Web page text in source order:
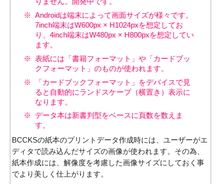
Androidは端末によって画面サイズが様々です。
7inch端末はW600px × H1024pxを想定してお
り、4inch端末はW480px × H800pxを想定してい
ます。
表紙には「書籍フォーマット」や「カードブッ
クフォーマット」のものが使われます。
「カードブックフォーマット」をデバイスで見
ると自動的にランドスケープ（横置き）表示に
なります。
データ本は新書判型をベースに頁数を数えま
す。
BCCKSの紙本のプリントデータ作成時には、ユーザーがエ
ディタで読み込んだサイズの画像が使われます。その為、
紙本作成には、解像度を考慮した画像サイズにしておく事
でより美しく仕上がります。